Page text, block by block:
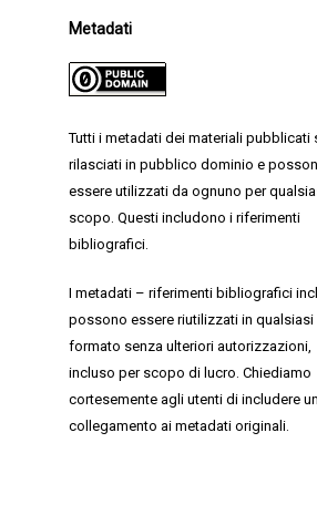
Metadati
Tutti i metadati dei materiali pubblicati
rilasciati in pubblico dominio e
essere utilizzati da ognuno per
scopo. Questi includono i riferimenti
bibliografici.
I metadati – riferimenti bibliografici
possono essere riutilizzati in qualsiasi
formato senza ulteriori autorizzazioni,
incluso per scopo di lucro. Chiediamo
cortesemente agli utenti di includere un
collegamento ai metadati originali.